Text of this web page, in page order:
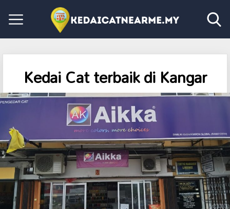
Kedai Cat terbaik di Kangar